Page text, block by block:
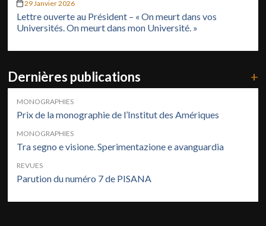
29 Janvier 2026
Lettre ouverte au Président – « On meurt dans vos
Universités. On meurt dans mon Université. »
Dernières publications +
MONOGRAPHIES
Prix de la monographie de l’Institut des Amériques
MONOGRAPHIES
Tra segno e visione. Sperimentazione e avanguardia
REVUES
Parution du numéro 7 de PISANA